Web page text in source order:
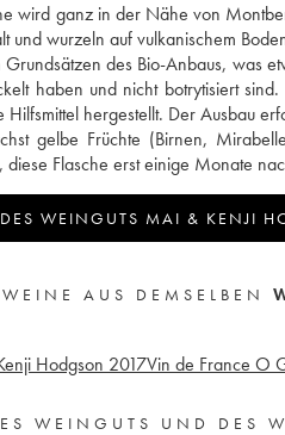
wird ganz in der Nähe von
und wurzeln auf vulkanischem
des Bio-Anbaus, was
haben und nicht botrytisiert
hergestellt. Der Ausbau
gelbe Früchte (Birnen,
Flasche erst einige Monate
WEINGUTS MAI & KENJI
AUS DEMSELBEN
Hodgson 2017Vin de France O
WEINGUTS UND DES